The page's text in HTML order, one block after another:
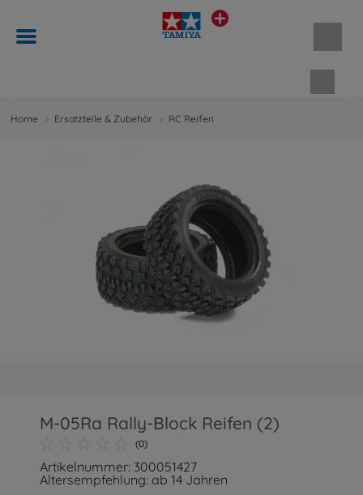
Home Ersatzteile & Zubehör RC Reifen
M-05Ra Rally-Block Reifen (2)
(0)
Artikelnummer: 300051427
Altersempfehlung: ab 14 Jahren